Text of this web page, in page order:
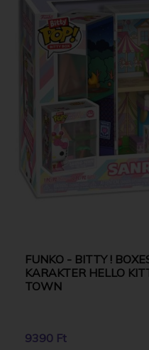
FUNKO - BITTY !
KARAKTER HELLO
TOWN
9390 Ft